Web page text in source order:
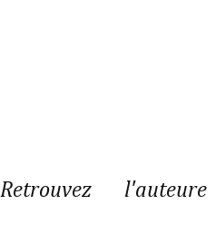
Retrouvez l'auteure